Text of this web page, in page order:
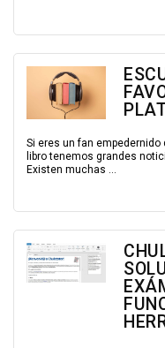
Si eres un fan
libro tenemos grandes
Existen muchas ...